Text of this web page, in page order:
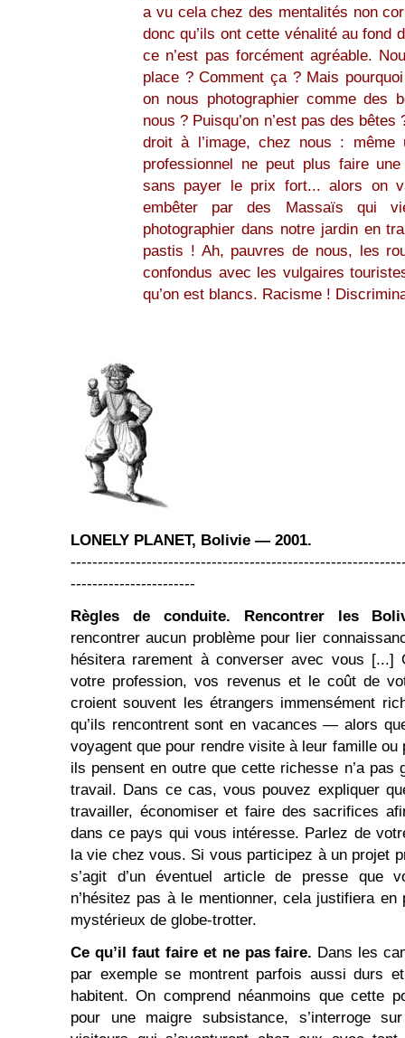
a vu cela chez des mentalités non
donc qu’ils ont cette vénalité au fond
ce n’est pas forcément agréable.
place ? Comment ça ? Mais
on nous photographier comme des
nous ? Puisqu’on n’est pas des
droit à l’image, chez nous : même
professionnel ne peut plus faire
sans payer le prix fort... alors on
embêter par des Massaïs qui
photographier dans notre jardin en
pastis ! Ah, pauvres de nous, les
confondus avec les vulgaires
qu’on est blancs. Racisme !
LONELY PLANET, Bolivie — 2001.
-----------------------
Règles de conduite. Rencontrer les
rencontrer aucun problème pour lier
hésitera rarement à converser avec vous [...]
votre profession, vos revenus et le coût de
croient souvent les étrangers immensément
qu’ils rencontrent sont en vacances — alors
voyagent que pour rendre visite à leur famille
ils pensent en outre que cette richesse n’a pas
travail. Dans ce cas, vous pouvez expliquer
travailler, économiser et faire des sacrifices
dans ce pays qui vous intéresse. Parlez de
la vie chez vous. Si vous participez à un projet
s’agit d’un éventuel article de presse que
n’hésitez pas à le mentionner, cela justifiera
mystérieux de globe-trotter.
Ce qu’il faut faire et ne pas faire. Dans les
par exemple se montrent parfois aussi durs
habitent. On comprend néanmoins que cette
pour une maigre subsistance, s’interroge